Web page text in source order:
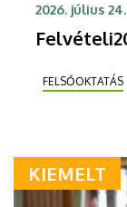
2026. július 24.
FELSŐOKTATÁS
KIEMELT